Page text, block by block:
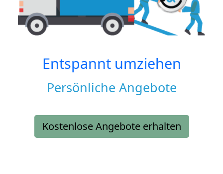
Entspannt umziehen
Persönliche Angebote
Kostenlose Angebote erhalten